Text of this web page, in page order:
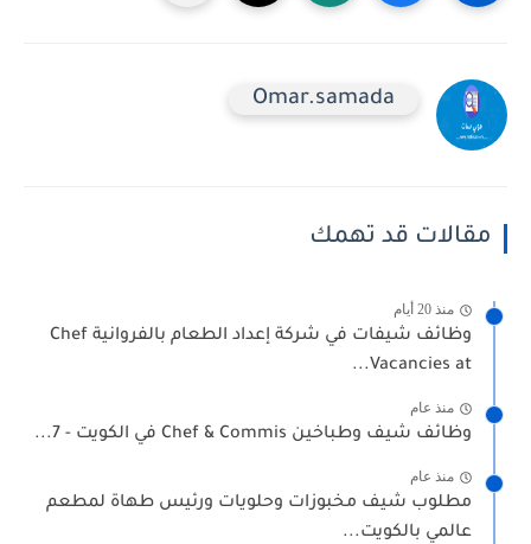
Omar.samada
مقالات قد تهمك
منذ 20 أيام
وظائف شيفات في شركة إعداد الطعام بالفروانية Chef
Vacancies at...
منذ عام
وظائف شيف وطباخين Chef & Commis في الكويت - 7...
منذ عام
مطلوب شيف مخبوزات وحلويات ورئيس طهاة لمطعم
عالمي بالكويت...